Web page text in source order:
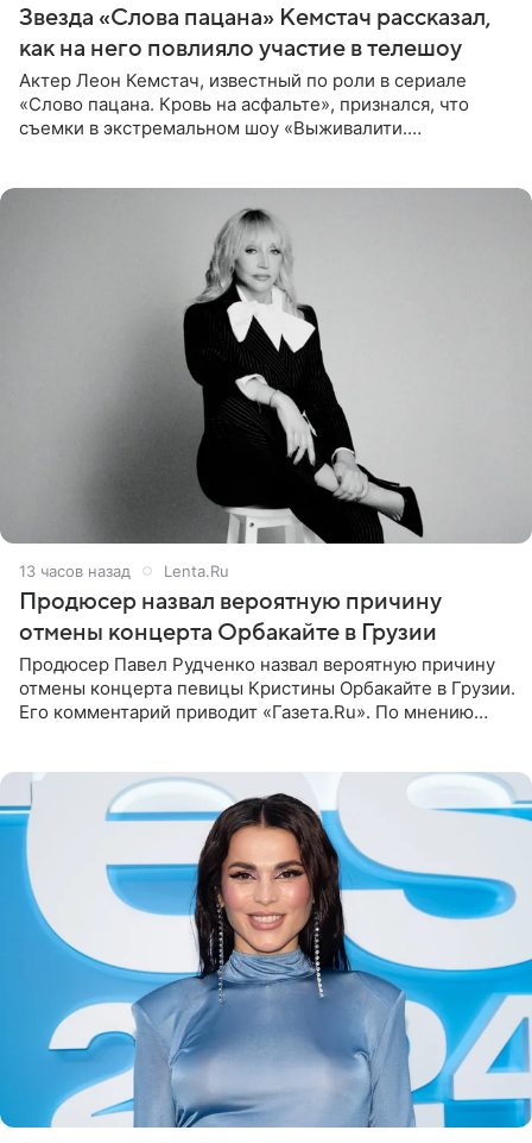
Звезда «Слова пацана» Кемстач рассказал,
как на него повлияло участие в телешоу
Актер Леон Кемстач, известный по роли в сериале
«Слово пацана. Кровь на асфальте», признался, что
съемки в экстремальном шоу «Выживалити.
13 часов назад Lenta.Ru
Продюсер назвал вероятную причину
отмены концерта Орбакайте в Грузии
Продюсер Павел Рудченко назвал вероятную причину
отмены концерта певицы Кристины Орбакайте в Грузии.
Его комментарий приводит «Газета.Ru». По мнению